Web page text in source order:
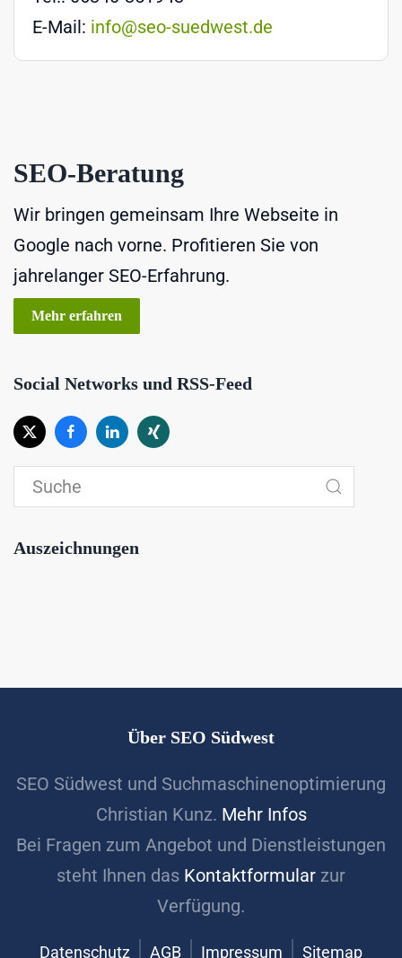
E-Mail: info@seo-suedwest.de
SEO-Beratung
Wir bringen gemeinsam Ihre Webseite in
Google nach vorne. Profitieren Sie von
jahrelanger SEO-Erfahrung.
Mehr erfahren
Social Networks und RSS-Feed
Auszeichnungen
Über SEO Südwest
SEO Südwest und Suchmaschinenoptimierung
Christian Kunz. Mehr Infos
Bei Fragen zum Angebot und Dienstleistungen
steht Ihnen das Kontaktformular zur
Verfügung.
Datenschutz AGB Impressum Sitemap